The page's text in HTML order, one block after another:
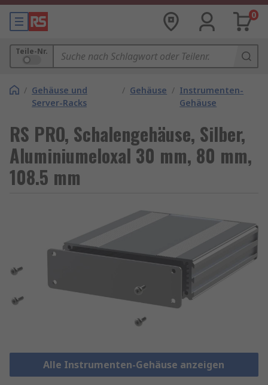
0
Teile-Nr.
/ Gehäuse und
Server-Racks
/ Gehäuse / Instrumenten-
Gehäuse
RS PRO, Schalengehäuse, Silber,
Aluminiumeloxal 30 mm, 80 mm,
108.5 mm
Alle Instrumenten-Gehäuse anzeigen